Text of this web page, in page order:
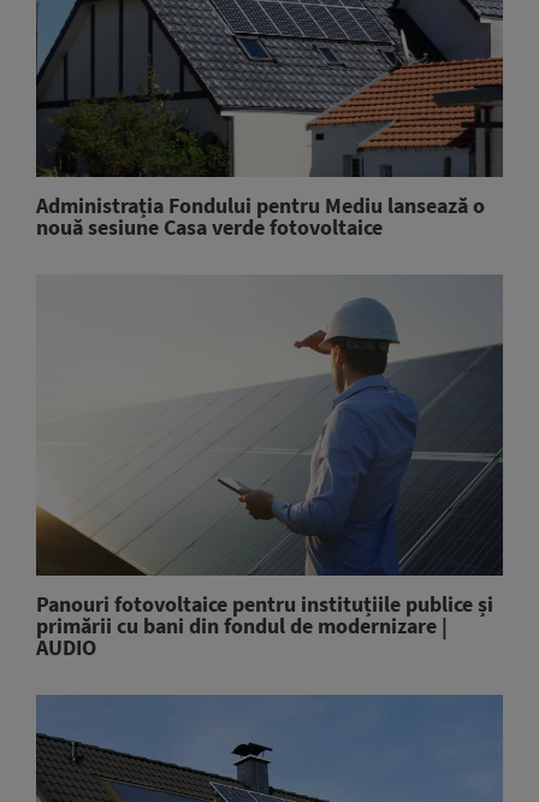
Administrația Fondului pentru Mediu lansează o
nouă sesiune Casa verde fotovoltaice
Panouri fotovoltaice pentru instituțiile publice și
primării cu bani din fondul de modernizare |
AUDIO